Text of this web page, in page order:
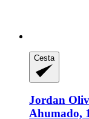
Cesta
Jordan
Ahumado,